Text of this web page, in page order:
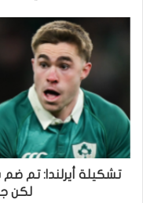
تشكيلة أيرلندا: تم
لكن